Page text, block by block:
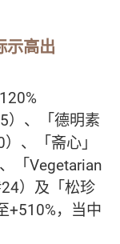
示高出
）、「德明素
、「斋心」
「Vegetarian
）及「松珍
+510%，当中